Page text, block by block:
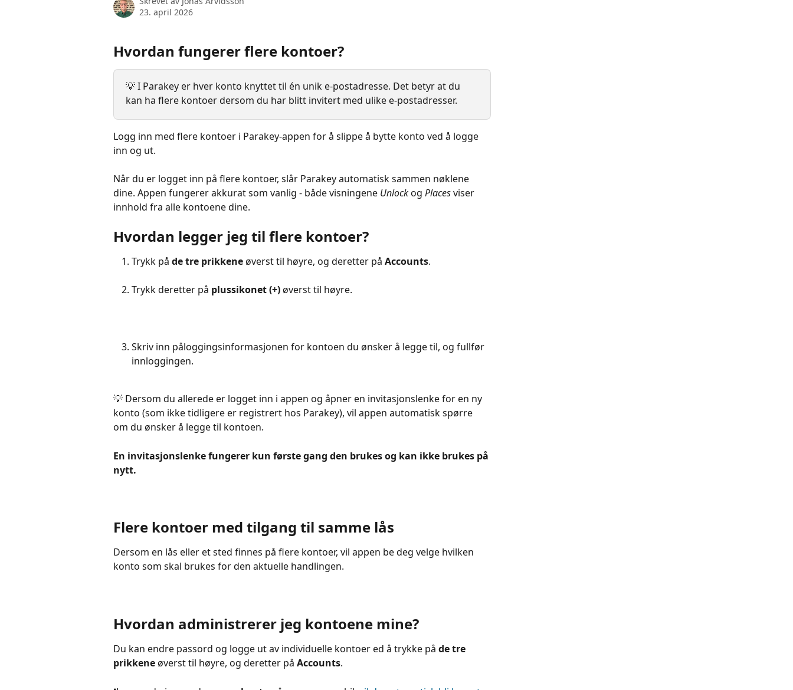
23. april 2026
Hvordan fungerer flere kontoer?
💡 I Parakey er hver konto knyttet til én unik e-postadresse. Det betyr at du
kan ha flere kontoer dersom du har blitt invitert med ulike e-postadresser.
Logg inn med flere kontoer i Parakey-appen for å slippe å bytte konto ved å logge
inn og ut.
Når du er logget inn på flere kontoer, slår Parakey automatisk sammen nøklene
dine. Appen fungerer akkurat som vanlig - både visningene Unlock og Places viser
innhold fra alle kontoene dine.
Hvordan legger jeg til flere kontoer?
Trykk på de tre prikkene øverst til høyre, og deretter på Accounts.
Trykk deretter på plussikonet (+) øverst til høyre.
Skriv inn påloggingsinformasjonen for kontoen du ønsker å legge til, og fullfør
innloggingen.
💡 Dersom du allerede er logget inn i appen og åpner en invitasjonslenke for en ny
konto (som ikke tidligere er registrert hos Parakey), vil appen automatisk spørre
om du ønsker å legge til kontoen.
En invitasjonslenke fungerer kun første gang den brukes og kan ikke brukes på
nytt.
Flere kontoer med tilgang til samme lås
Dersom en lås eller et sted finnes på flere kontoer, vil appen be deg velge hvilken
konto som skal brukes for den aktuelle handlingen.
Hvordan administrerer jeg kontoene mine?
Du kan endre passord og logge ut av individuelle kontoer ed å trykke på de tre
prikkene øverst til høyre, og deretter på Accounts.